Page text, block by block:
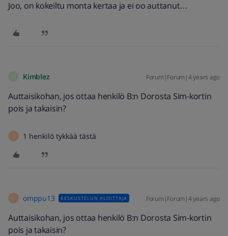
Joo, on kokeiltu monta kertaa ja ei oo auttanut…
Kimblez Forum|Forum|4 years ago
Auttaisikohan, jos ottaa henkilö B:n Dorosta Sim-kortin
pois ja takaisin?
O 1 henkilö tykkää tästä
O omppu13 KESKUSTELUN ALOITTAJA Forum|Forum|4 years ago
Auttaisikohan, jos ottaa henkilö B:n Dorosta Sim-kortin
pois ja takaisin?